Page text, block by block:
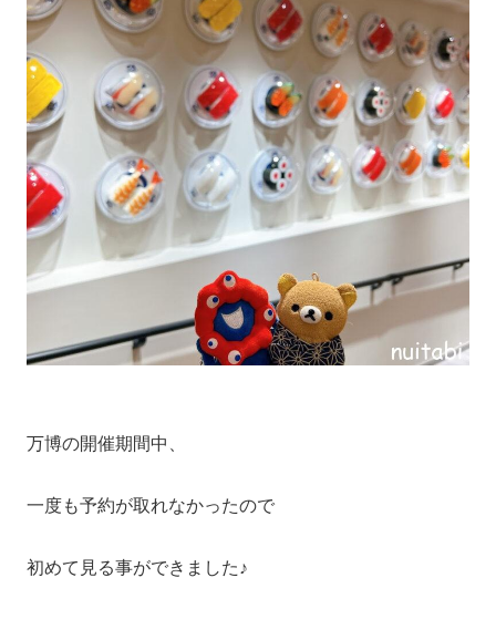
万博の開催期間中、
一度も予約が取れなかったので
初めて見る事ができました♪